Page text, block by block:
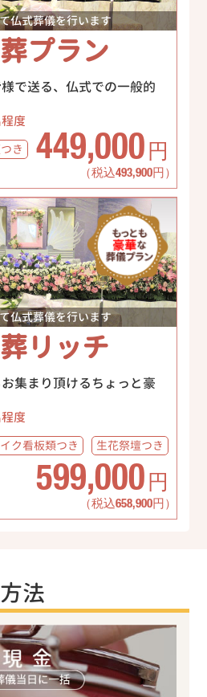
仏式葬儀を行います
プラン
で送る、仏式での一般的
度
つき 449,000 円
（税込493,900円）
仏式葬儀を行います
リッチ
集まり頂けるちょっと豪
度
ク看板類つき 生花祭壇つき
599,000 円
（税込658,900円）
法